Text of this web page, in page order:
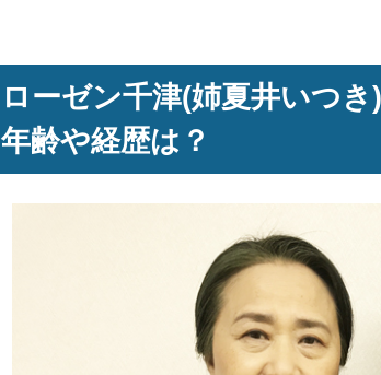
ローゼン千津(姉夏井いつ
年齢や経歴は？